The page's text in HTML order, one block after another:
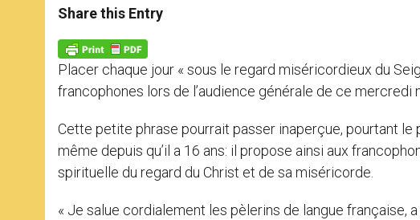
t
s
A
p
p
s
e
n
g
e
r
e
b
o
k
Share this Entry
Placer chaque jour « sous le regard miséricordieux du
francophones lors de l’audience générale de ce mercredi
Cette petite phrase pourrait passer inaperçue, pourtant
même depuis qu’il a 16 ans: il propose ainsi aux
spirituelle du regard du Christ et de sa miséricorde.
« Je salue cordialement les pèlerins de langue française,